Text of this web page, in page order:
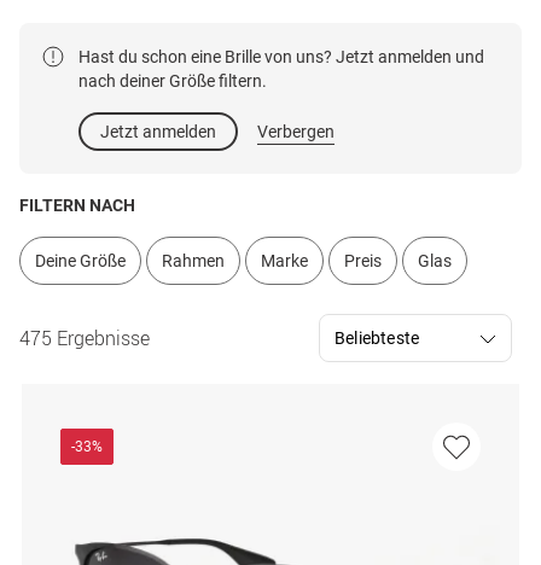
Hast du schon eine Brille von uns? Jetzt anmelden und
nach deiner Größe filtern.
Jetzt anmelden Verbergen
FILTERN NACH
Deine Größe Rahmen Marke Preis Glas
475 Ergebnisse
-33%